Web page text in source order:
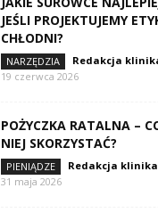
JEŚLI PROJEKTUJEMY
CHŁODNI?
NARZĘDZIA Redakcja
19 czerwca 2026
POŻYCZKA RATALNA –
NIEJ SKORZYSTAĆ?
PIENIĄDZE Redakcja
31 maja 2026